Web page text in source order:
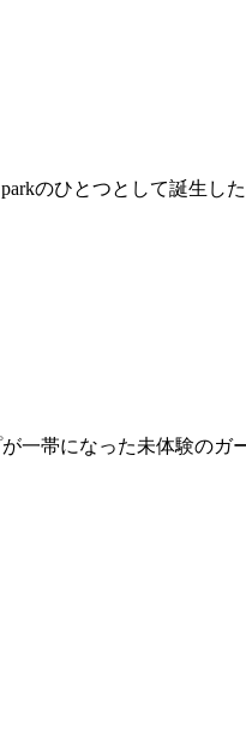
のひとつとして誕生し
一帯になった未体験のガ